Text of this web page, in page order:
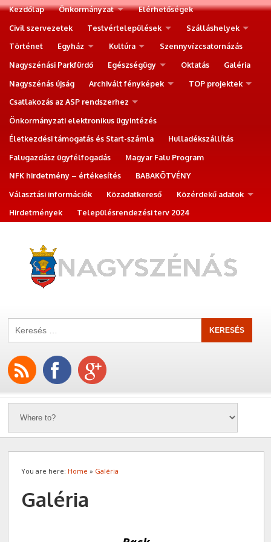
Kezdőlap Önkormányzat
Elérhetőségek
Civil szervezetek
Testvértelepülések
Szálláshelyek
Történet
Egyház Kultúra
Szennyvízcsatornázás
Nagyszénási Parkfürdő
Egészségügy Oktatás
Galéria
Nagyszénás újság
Archivált fényképek
TOP projektek
Csatlakozás az ASP rendszerhez
Önkormányzati elektronikus ügyintézés
Életkezdési támogatás és Start-számla
Hulladékszállítás
Falugazdász ügyfélfogadás
Magyar Falu Program
NFK hirdetmény – értékesítés
BABAKÖTVÉNY
Választási információk
Közadatkereső
Közérdekű adatok
Hirdetmények
Településrendezési terv 2024
You are here: Home » Galéria
Galéria